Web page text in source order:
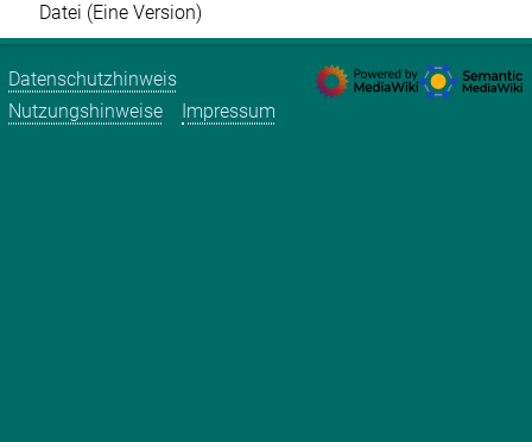
Datei (Eine Version)
Datenschutzhinweis
Nutzungshinweise
Impressum